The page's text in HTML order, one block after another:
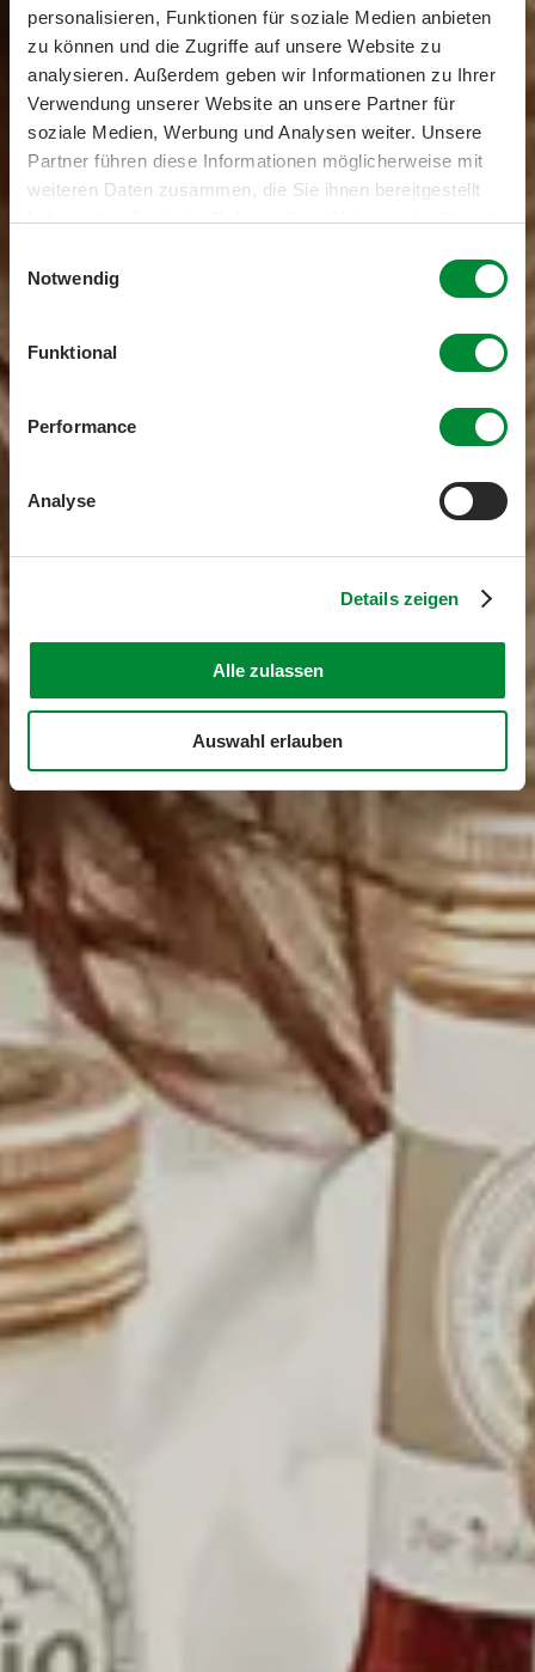
personalisieren, Funktionen für soziale Medien anbieten
zu können und die Zugriffe auf unsere Website zu
analysieren. Außerdem geben wir Informationen zu Ihrer
Verwendung unserer Website an unsere Partner für
soziale Medien, Werbung und Analysen weiter. Unsere
Partner führen diese Informationen möglicherweise mit
weiteren Daten zusammen, die Sie ihnen bereitgestellt
haben oder die sie im Rahmen Ihrer Nutzung der Dienste
Notwendig
Funktional
Performance
Analyse
Details zeigen
Alle zulassen
Auswahl erlauben
Darum habe ich eine
Saftkur gemacht